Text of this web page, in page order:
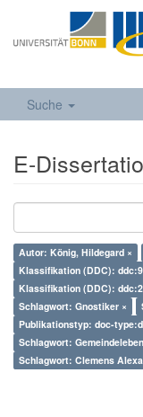
Suche
E-
Autor: König, Hildegard ×
Klassifikation (DDC):
Klassifikation (DDC):
Schlagwort: Gnostiker ×
Publikationstyp: doc-
Schlagwort:
Schlagwort: Clemens